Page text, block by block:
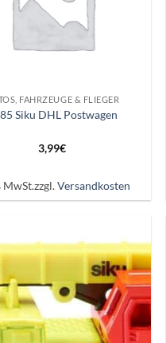
FAHRZEUGE & FLIEGER
Siku DHL Postwagen
3,99€
MwSt.zzgl.Versandkosten
Auf die
Wunschliste